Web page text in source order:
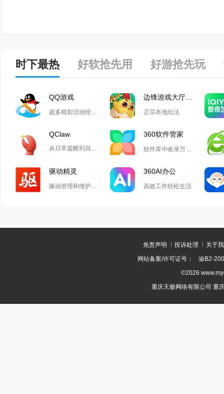
时下最热 好软抢先用 好游抢先玩
QQ游戏
超多精彩活动经典玩法尽在QQ游戏 正宗本地玩法
QClaw
从日常提醒到自动化开发,Qclaw解锁无限可能
360软件管家
软件库中收录万款正版软件
驱动精灵
驱动管理和维护工具
360AI办公
高效工作轻松生活
免责声明 投诉处理
关于
网站备案/许可证号：
渝B2-
©2026
重庆天极网络有限公司 重